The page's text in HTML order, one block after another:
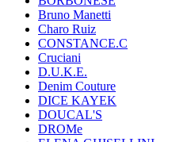
Bruno Manetti
Charo Ruiz
CONSTANCE.C
Cruciani
D.U.K.E.
Denim Couture
DICE KAYEK
DOUCAL'S
DROMe